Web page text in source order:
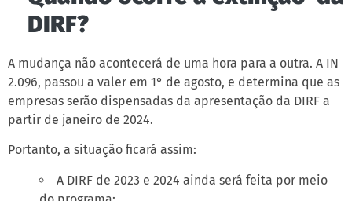
DIRF?
A mudança não acontecerá de uma hora para a outra. A IN
2.096, passou a valer em 1° de agosto, e determina que as
empresas serão dispensadas da apresentação da DIRF a
partir de janeiro de 2024.
Portanto, a situação ficará assim:
A DIRF de 2023 e 2024 ainda será feita por meio